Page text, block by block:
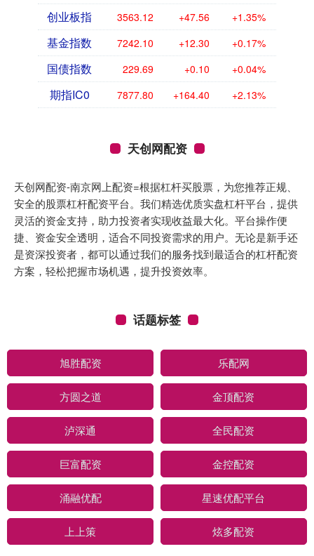
创业板指 3563.12 +47.56 +1.35%
基金指数 7242.10 +12.30 +0.17%
国债指数 229.69 +0.10 +0.04%
期指IC0 7877.80 +164.40 +2.13%
天创网配资
天创网配资-南京网上配资=根据杠杆买股票，为您推荐正规、
安全的股票杠杆配资平台。我们精选优质实盘杠杆平台，提供
灵活的资金支持，助力投资者实现收益最大化。平台操作便
捷、资金安全透明，适合不同投资需求的用户。无论是新手还
是资深投资者，都可以通过我们的服务找到最适合的杠杆配资
方案，轻松把握市场机遇，提升投资效率。
话题标签
旭胜配资 乐配网
方圆之道 金顶配资
泸深通 全民配资
巨富配资 金控配资
涌融优配 星速优配平台
上上策 炫多配资